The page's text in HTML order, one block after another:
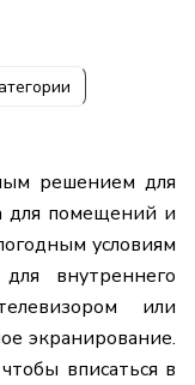
решением для
для помещений и
условиям
внутреннего
или
экранирование.
вписаться в